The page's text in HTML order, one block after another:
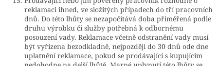
reklamaci ihned, ve složitých případech do tří pracovních
dnů. Do této lhůty se nezapočítává doba přiměřená podle
druhu výrobku či služby potřebná k odbornému
posouzení vady. Reklamace včetně odstranění vady musí
být vyřízena bezodkladně, nejpozději do 30 dnů ode dne
uplatnění reklamace, pokud se prodávající s kupujícím